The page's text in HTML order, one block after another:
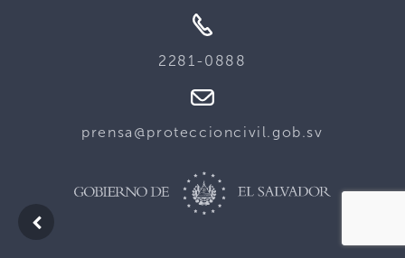
2281-0888
prensa@proteccioncivil.gob.sv